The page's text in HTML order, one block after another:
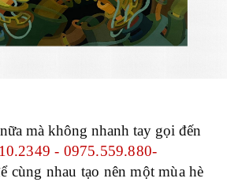
mà không nhanh tay gọi đến
- 0975.559.880-
cùng nhau tạo nên một mùa hè